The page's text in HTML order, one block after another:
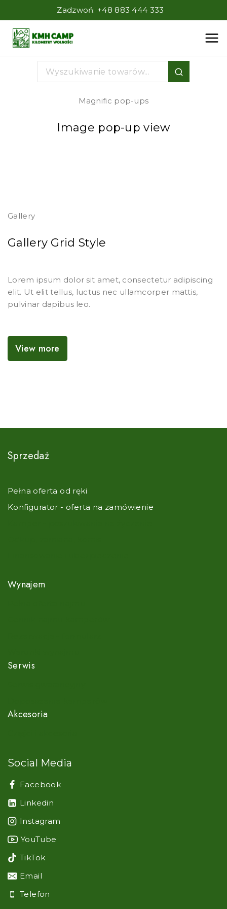
Zadzwoń: +48 883 444 333
Magnific pop-ups
Image pop-up view
Gallery
Gallery Grid Style
Lorem ipsum dolor sit amet, consectetur adipiscing
elit. Ut elit tellus, luctus nec ullamcorper mattis,
pulvinar dapibus leo.
View more
Sprzedaż
Pełna oferta od ręki
Konfigurator - oferta na zamówienie
Wynajem
Serwis
Akcesoria
Social Media
Facebook
Linkedin
Instagram
YouTube
TikTok
Email
Telefon